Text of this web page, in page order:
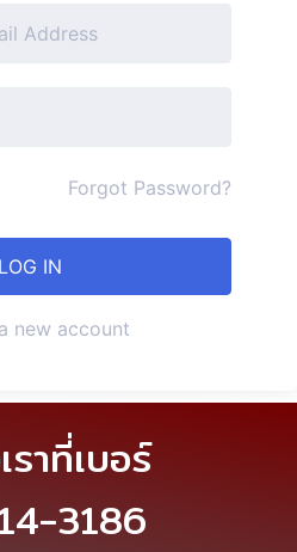
Forgot Password?
new account
าที่เบอร์
3186